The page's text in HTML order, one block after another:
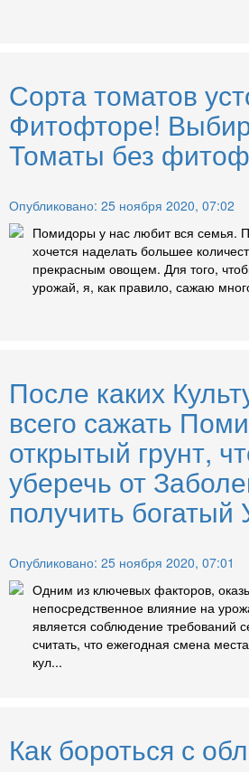
Сорта томатов
Фитофторе!
Томаты без
Опубликовано: 25 ноября 2020, 07:02
Помидоры у нас любит вся семья.
хочется наделать большее
прекрасным овощем. Для того,
урожай, я, как правило, сажаю
После каких
всего сажать
открытый грунт,
уберечь от
получить богатый
Опубликовано: 25 ноября 2020, 07:01
Одним из ключевых факторов,
непосредственное влияние на
является соблюдение требований
считать, что ежегодная смена
кул...
Как бороться с